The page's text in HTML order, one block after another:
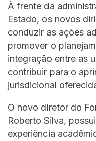
À frente da
Estado, os novos
conduzir as ações
promover o
integração entre as
contribuir para o
jurisdicional
O novo diretor do
Roberto Silva,
experiência